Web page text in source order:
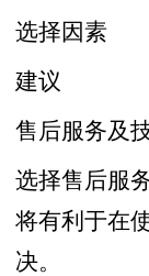
选择因素
建议
售后服务及
选择售后服
将有利于在
决。